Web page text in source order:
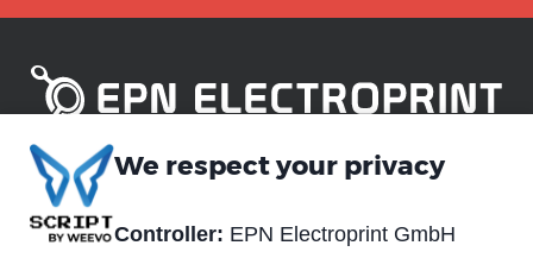
Piè
di
Über uns
We respect your privacy
Controller: EPN Electroprint GmbH